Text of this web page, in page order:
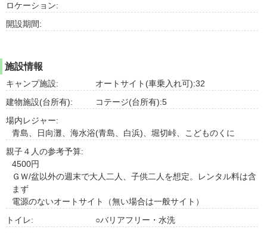
ロケーション:
開設期間:
施設情報
キャンプ施設:
オートサイト(車乗入れ可):32
建物施設(台所有):
コテージ(台所有):5
場内レジャー:
青島、日向灘、海水浴(青島、白浜)、堀切峠、こどものくに
親子４人の参考予算:
4500円
ＧＷ/盆以外の週末で大人二人、子供二人を想定。レンタル料は含
まず
電源のないオートサイト（無い場合は一般サイト）
トイレ:
○バリアフリー・水洗